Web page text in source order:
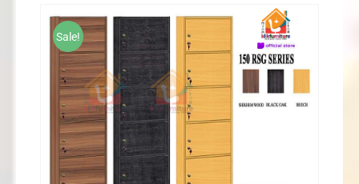
Rp1,100,000.Rp796,000.
Sale!